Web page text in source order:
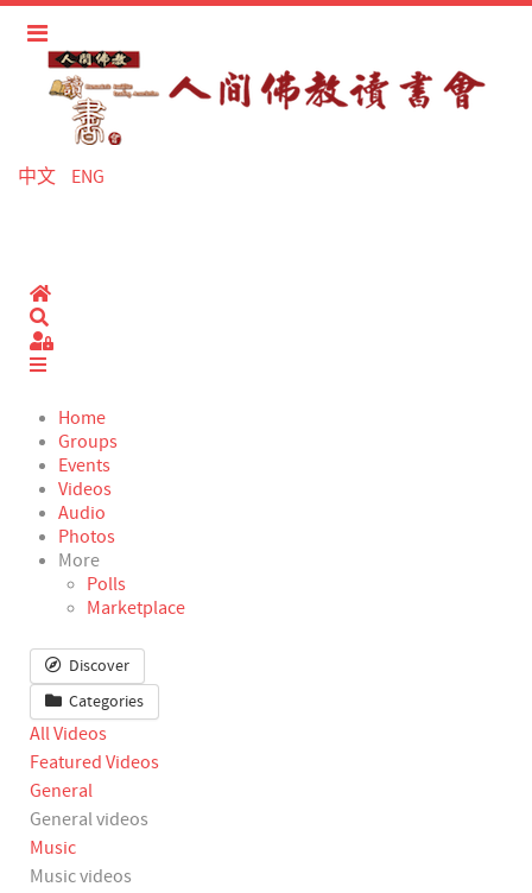
中文 ENG
Home
Sign In
Home
Groups
Events
Videos
Audio
Photos
More
Polls
Marketplace
Discover
Categories
All Videos
Featured Videos
General
General videos
Music
Music videos